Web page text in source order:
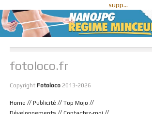
supp...
fotoloco.fr
Copyright Fotoloco 2013-2026
Home // Publicité // Top Mojo //
// //